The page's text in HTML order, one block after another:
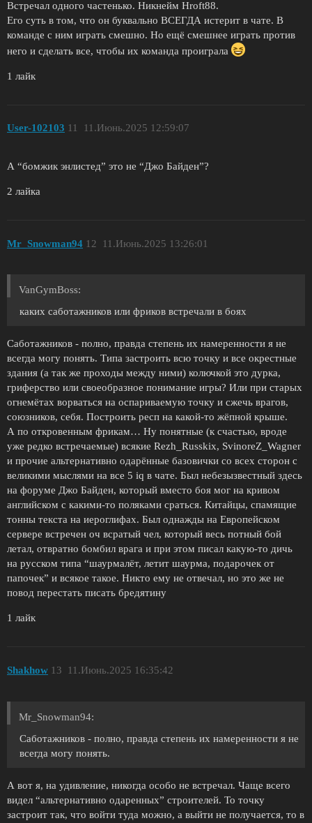
Встречал одного частенько. Никнейм Hroft88.
Его суть в том, что он буквально ВСЕГДА истерит в чате. В
команде с ним играть смешно. Но ещё смешнее играть против
него и сделать все, чтобы их команда проиграла
1 лайк
User-102103 11.Июнь.2025 12:59:07
11
А “бомжик энлистед” это не “Джо Байден”?
2 лайка
Mr_Snowman94 11.Июнь.2025 13:26:01
12
VanGymBoss:
каких саботажников или фриков встречали в боях
Саботажников - полно, правда степень их намеренности я не
всегда могу понять. Типа застроить всю точку и все окрестные
здания (а так же проходы между ними) колючкой это дурка,
гриферство или своеобразное понимание игры? Или при старых
огнемётах ворваться на оспариваемую точку и сжечь врагов,
союзников, себя. Построить респ на какой-то жёпной крыше.
А по откровенным фрикам… Ну понятные (к счастью, вроде
уже редко встречаемые) всякие Rezh_Russkix, SvinoreZ_Wagner
и прочие альтернативно одарённые базовички со всех сторон с
великими мыслями на все 5 iq в чате. Был небезызвестный здесь
на форуме Джо Байден, который вместо боя мог на кривом
английском с какими-то поляками сраться. Китайцы, спамящие
тонны текста на иероглифах. Был однажды на Европейском
сервере встречен оч всратый чел, который весь потный бой
летал, отвратно бомбил врага и при этом писал какую-то дичь
на русском типа “шаурмалёт, летит шаурма, подарочек от
папочек” и всякое такое. Никто ему не отвечал, но это же не
повод перестать писать бредятину
1 лайк
Shakhow 11.Июнь.2025 16:35:42
13
Mr_Snowman94:
Саботажников - полно, правда степень их намеренности я не
всегда могу понять.
А вот я, на удивление, никогда особо не встречал. Чаще всего
видел “альтернативно одаренных” строителей. То точку
застроит так, что войти туда можно, а выйти не получается, то в